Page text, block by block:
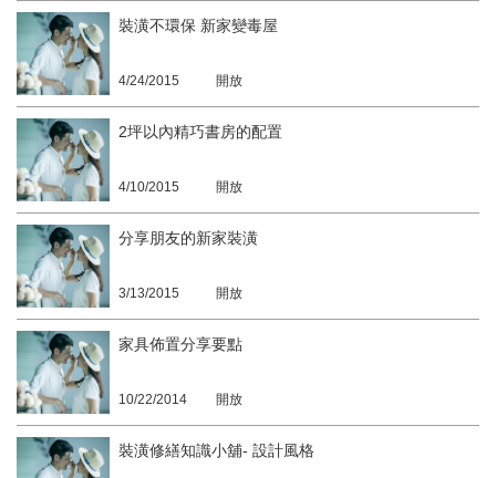
裝潢不環保 新家變毒屋
4/24/2015 開放
2坪以內精巧書房的配置
4/10/2015 開放
分享朋友的新家裝潢
3/13/2015 開放
家具佈置分享要點
10/22/2014 開放
裝潢修繕知識小舖- 設計風格